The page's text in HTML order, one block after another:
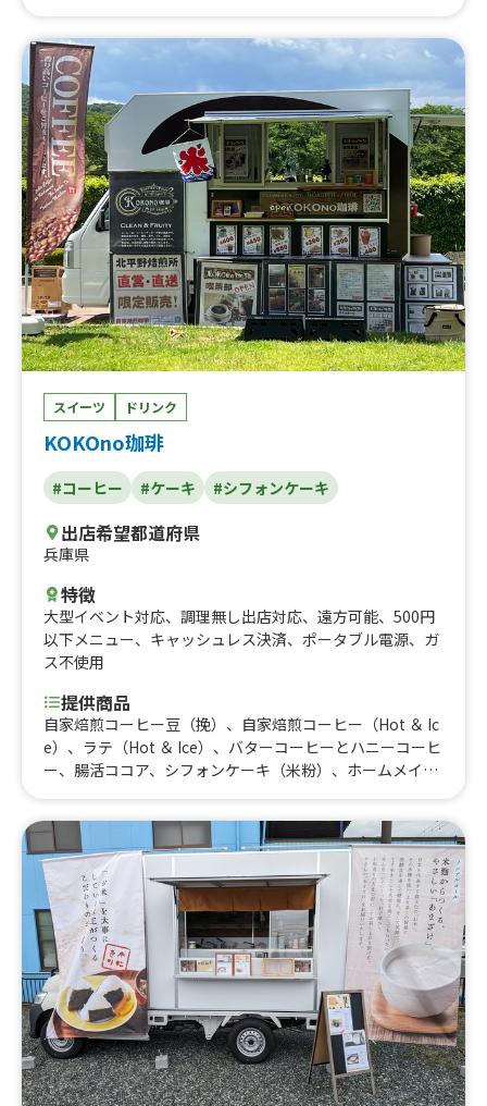
製オニオンソース、あおさ入りフォカッチャのパニーニ、
日南もち豚ロース肉のしょうが焼き、マリトッツォ、パウ
ンドケーキ、シフォンケーキなど、コーヒー、カフェラテ
など、生ビール、ハイボール、ワインなど、旨から揚げ弁
当、カルマ特製 スイートチリ野菜カレー、とろ～りチー
ズのロールキャベツ、生パスタ
スイーツ ドリンク
KOKOno珈琲
#コーヒー #ケーキ #シフォンケーキ
出店希望都道府県
兵庫県
特徴
大型イベント対応、 調理無し出店対応、 遠方可能、 500円
以下メニュー、 キャッシュレス決済、 ポータブル電源、 ガ
ス不使用
提供商品
自家焙煎コーヒー豆（挽）、自家焙煎コーヒー（Hot ＆ Ic
e）、ラテ（Hot ＆ Ice）、バターコーヒーとハニーコーヒ
ー、腸活ココア、シフォンケーキ（米粉）、ホームメイド
クリーム・アップルデニッシュ、各種ジュース、北海道ソ
フト、いちごミルク